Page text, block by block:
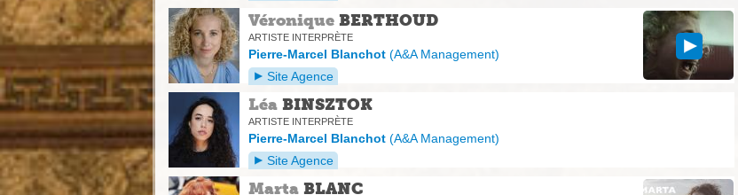
Véronique BERTHOUD
ARTISTE INTERPRÈTE
Pierre-Marcel Blanchot (A&A Management)
Site Agence
Léa BINSZTOK
ARTISTE INTERPRÈTE
Pierre-Marcel Blanchot (A&A Management)
Site Agence
Marta BLANC